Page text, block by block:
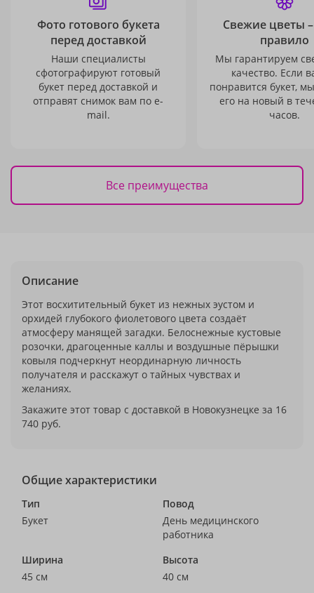
Фото готового букета
перед доставкой
Наши специалисты
сфотографируют готовый
букет перед доставкой и
отправят снимок вам по e-
mail.
Свежие цветы
правило
Мы гарантируем
качество. Если
понравится букет,
его на новый в
часов.
Все преимущества
Описание
Этот восхитительный букет из нежных эустом и
орхидей глубокого фиолетового цвета создаёт
атмосферу манящей загадки. Белоснежные кустовые
розочки, драгоценные каллы и воздушные пёрышки
ковыля подчеркнут неординарную личность
получателя и расскажут о тайных чувствах и
желаниях.
Закажите этот товар с доставкой в Новокузнецке за 16
740 руб.
Общие характеристики
Тип
Букет
Повод
День медицинского
работника
Ширина
45 см
Высота
40 см